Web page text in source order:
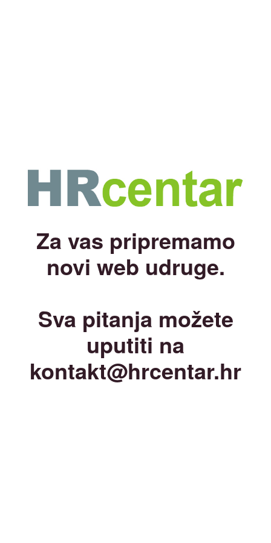
Za vas pripremamo
novi web udruge.
Sva pitanja možete
uputiti na
kontakt@hrcentar.hr